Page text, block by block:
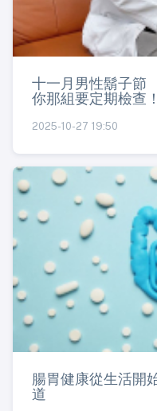
十一月男性鬍子節
你那組要定期檢查！
2025-10-27 19:50
腸胃健康從生活
道